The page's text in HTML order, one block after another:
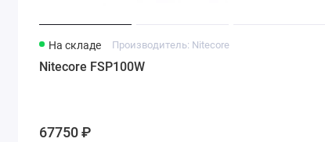
На складе Производитель: Nitecore
Nitecore FSP100W
67750 ₽